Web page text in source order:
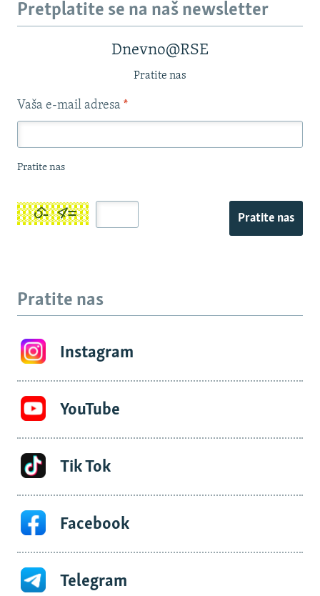
Pretplatite se na naš newsletter
Dnevno@RSE
Pratite nas
Vaša e-mail adresa *
Pratite nas
Pratite nas
Pratite nas
Instagram
YouTube
Tik Tok
Facebook
Telegram